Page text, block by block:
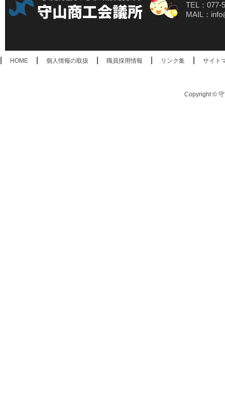
TEL：077-
MAIL：
HOME 個人情報の取扱 職員採用情報 リンク集 サイト
Copyright ©